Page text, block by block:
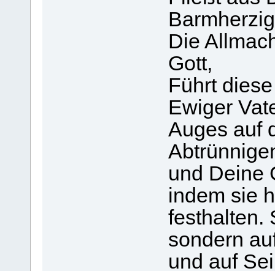
Die
Gott,
Führt
Ewiger
Auges auf
und Deine
indem sie
festhalten.
sondern
und auf